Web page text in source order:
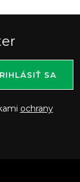
ochrany
SA